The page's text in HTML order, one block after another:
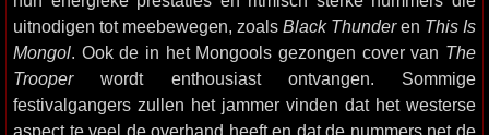
uitnodigen tot meebewegen, zoals Black Thunderen This Is
Mongol. Ook de in het Mongools gezongen cover van The
Trooperwordt enthousiast ontvangen. Sommige
festivalgangers zullen het jammer vinden dat het westerse
aspect te veel de overhand heeft en dat de nummers net de